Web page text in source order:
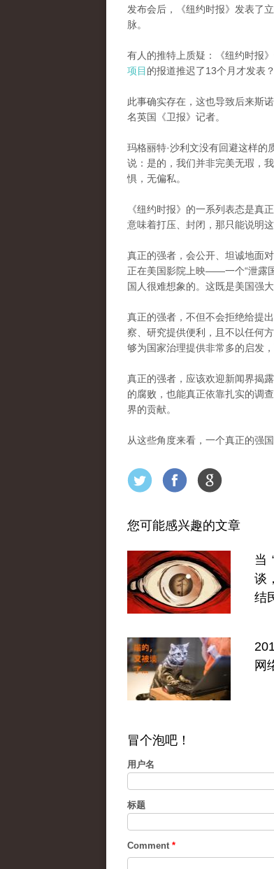
发布会后，《纽约时报》发表了
脉。
有人的推特上质疑：《纽约时报
项目 的报道推迟了13个月才发表？
此事确实存在，这也导致后来斯
名英国《卫报》记者。
玛格丽特·沙利文没有回避这样的
说：是的，我们并非完美无瑕，
惧，无偏私。
《纽约时报》的一系列表态是真
意味着打压、封闭，那只能说明
真正的强者，会公开、坦诚地面
正在美国影院上映——一个“泄露
国人很难想象的。这既是美国强
真正的强者，不但不会拒绝给提
察、研究提供便利，且不以任何
够为国家治理提供非常多的启发
真正的强者，应该欢迎新闻界揭
的腐败，也能真正依靠扎实的调
界的贡献。
从这些角度来看，一个真正的强
您可能感兴趣的文章
当
谈
结
网
冒个泡吧！
用户名
标题
Comment *